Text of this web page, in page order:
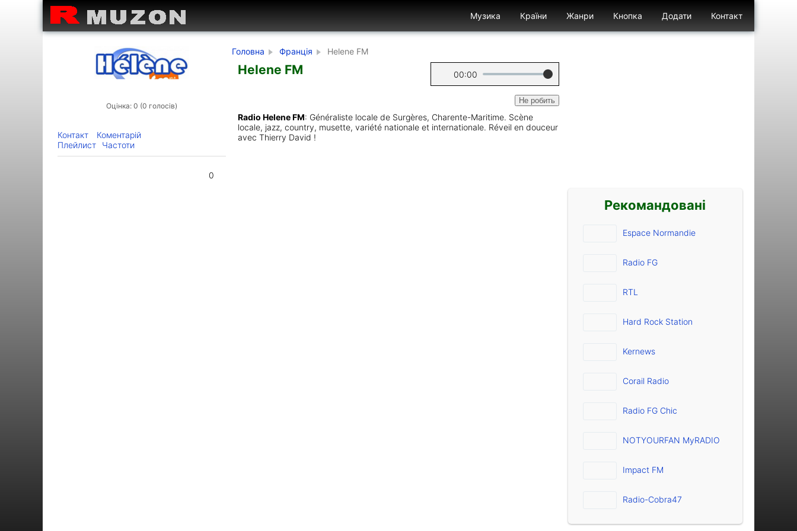
Музика Країни Жанри Кнопка Додати Контакт
Оцінка: 0 (0 голосів)
Контакт
Коментарій
Плейлист
Частоти
0
Головна Франція Helene FM
Helene FM 00:00
Не робить
Radio Helene FM: Généraliste locale de Surgères, Charente-Maritime. Scène
locale, jazz, country, musette, variété nationale et internationale. Réveil en douceur
avec Thierry David !
Рекомандовані
Espace Normandie
Radio FG
RTL
Hard Rock Station
Kernews
Corail Radio
Radio FG Chic
NOTYOURFAN MyRADIO
Impact FM
Radio-Cobra47